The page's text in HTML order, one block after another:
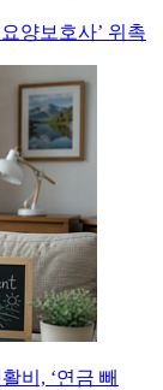
양보호사’ 위촉
비, ‘연금 빼